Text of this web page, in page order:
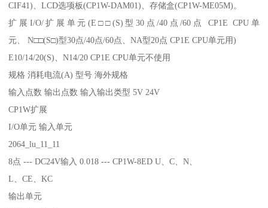
CIF41)、LCD选项板(CP1W-DAM01)、存储盒(CP1W-ME05M)。
扩展I/O/扩展单元(E□□(S)型30点/40点/60点 CP1E CPU单
元、 N□□(S□)型30点/40点/60点、NA型20点 CP1E CPU单元用)
E10/14/20(S)、N14/20 CP1E CPU单元不使用
规格 消耗电流(A) 型号 海外规格
输入点数 输出点数 输入输出类型 5V 24V
CP1W扩展
I/O单元 输入单元
2064_lu_11_11
8点 --- DC24V输入 0.018 --- CP1W-8ED U、C、N、
L、CE、KC
输出单元